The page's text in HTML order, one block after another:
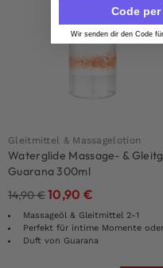
Gleitmittel & Massagelotion
Waterglide Massage- &
Guarana 300ml
14,90€10,90 €
Massageöl & Gleitmittel 2-1
Perfekt für intime Momente oder Massagen
Duft von Guarana
Code
Wir senden dir den Code